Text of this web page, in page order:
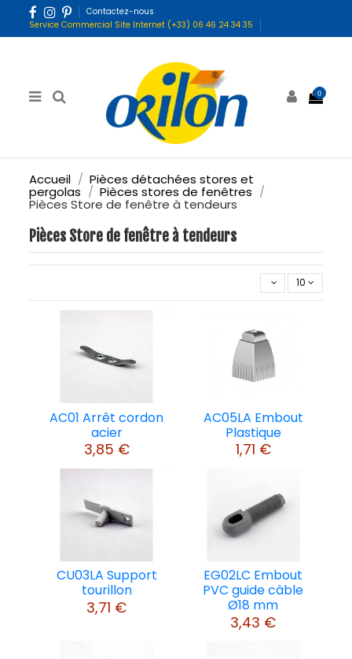
Contactez-nous
Service Commercial Site Internet (+33) 06 46 24 34 35
0
Accueil Pièces détachées stores et
pergolas Pièces stores de fenêtres
Pièces Store de fenêtre à tendeurs
Pièces Store de fenêtre à tendeurs
10
AC01 Arrêt cordon
acier
3,85 €
AC05LA Embout
Plastique
1,71 €
CU03LA Support
tourillon
3,71 €
EG02LC Embout
PVC guide câble
Ø18 mm
3,43 €